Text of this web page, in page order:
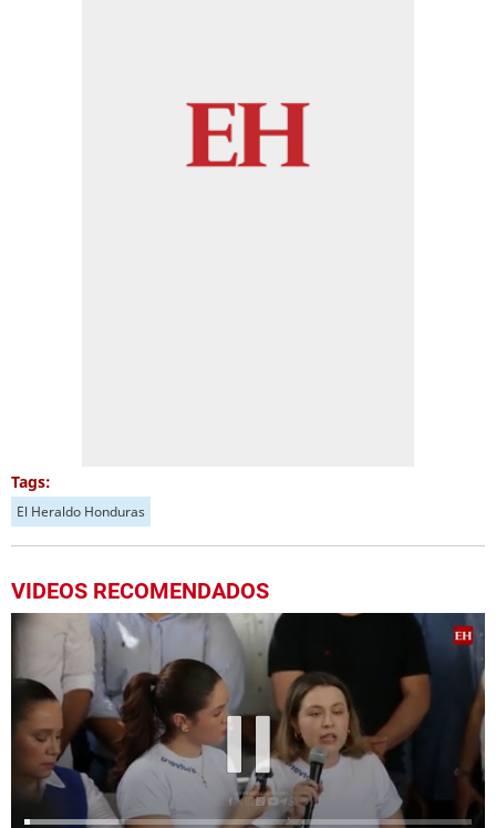
Tags:
El Heraldo Honduras
VIDEOS RECOMENDADOS